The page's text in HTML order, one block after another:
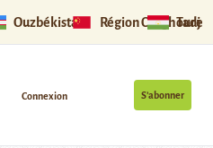
Ouzbékistan Région Ouïghoure
S’abonner
Connexion